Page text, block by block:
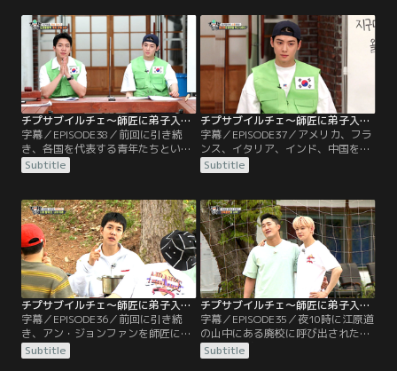
ぐメンバーたちは、絶景を見ながら
お互いについて語り合う。一方、デ
ビュー50周年を迎えたイ・ジャンヒ
のために友人たちからビデオメッセ
ージが届く。
韓国フォーク界の第1世代である
イ・ジャンヒ。華やかな交友関係や
過去のエピソードを披露する師匠だ
が、マイペースに進行する師匠にメ
ンバーは振り回される。
チプサブイルチェ～師匠に弟子入り（チャ・ウヌ特集） 第38話／字幕
字幕／EPISODE38／前回に引き続
き、各国を代表する青年たちといく
つかの議題について討論するメンバ
ーたち。まずコロナ禍では、お金を
話し合う。そしてコロナ禍で投資へ
の関心が高まっているが株式投資を
すべきかについても討論する。投資
で損をしたことがあるドンヒョンは
自分の経験談を話しながら安易に投
資をすべきでないと…。
Subtitle
チプサブイルチェ～師匠に弟子入り（チャ・ウヌ特集） 第37話／字幕
字幕／EPISODE37／アメリカ、フラ
ンス、イタリア、インド、中国を代
表する青年たちといくつかの議題に
ついて討論をする。最初の議題はコ
れると考える人や、ワクチンは開発
されたが収束にはまだ時間がかかる
と考える人などがいて白熱した討論
が繰り広げられる。
Subtitle
チプサブイルチェ～師匠に弟子入り（チャ・ウヌ特集） 第36話／字幕
字幕／EPISODE36／前回に引き続
き、アン・ジョンファンを師匠に迎
えて地獄のチームワークトレーニン
グは続く。中でも最も過酷だったの
Subtitle
チプサブイルチェ～師匠に弟子入り（チャ・ウヌ特集） 第35話／字幕
字幕／EPISODE35／夜10時に江原道
の山中にある廃校に呼び出された一
同。怪しげなその場所で待っていた
のは、元サッカー韓国代表のアン・
Subtitle